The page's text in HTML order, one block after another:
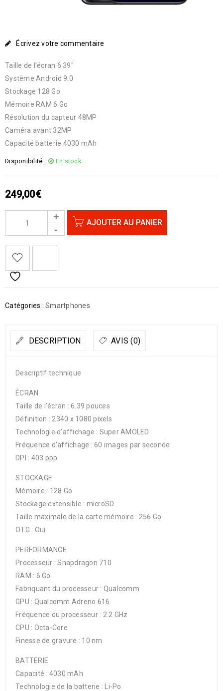
Écrivez votre commentaire
Taille de l’écran 6.39″
Système Android 9.0
Stockage 128 Go
Mémoire RAM 6 Go
Résolution du capteur 48MP
Caméra avant 32MP
Capacité batterie 4030 mAh
Disponibilité : En stock
249,00€
AJOUTER AU PANIER
Catégories : Smartphones
DESCRIPTION AVIS (0)
Descriptif technique
ÉCRAN
Taille de l’écran : 6.39 pouces
Définition : 2340 x 1080 pixels
Technologie d’affichage : Super AMOLED
Fréquence d’affichage : 60 images par seconde
DPI : 403 ppp
STOCKAGE
Mémoire : 128 Go
Stockage extensible : microSD
Taille maximale de la carte mémoire : 256 Go
OTG : Oui
PERFORMANCE
Processeur : Snapdragon 710
RAM : 6 Go
Fabriquant du processeur : Qualcomm
GPU : Qualcomm Adreno 616
Fréquence du processeur : 2.2 GHz
CPU : Octa-Core
Finesse de gravure : 10 nm
BATTERIE
Capacité : 4030 mAh
Technologie de la batterie : Li-Po